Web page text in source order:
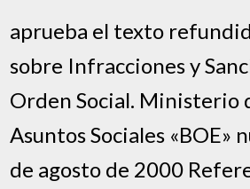
aprueba el texto
sobre Infracciones y
Orden Social. Ministerio
Asuntos Sociales «BOE»
de agosto de 2000